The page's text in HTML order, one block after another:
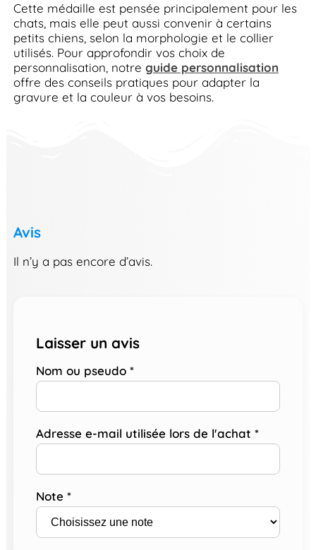
Cette médaille est pensée principalement pour les
chats, mais elle peut aussi convenir à certains
petits chiens, selon la morphologie et le collier
utilisés. Pour approfondir vos choix de
personnalisation, notre guide personnalisation
offre des conseils pratiques pour adapter la
gravure et la couleur à vos besoins.
Avis
Il n’y a pas encore d’avis.
Laisser un avis
Nom ou pseudo *
Adresse e-mail utilisée lors de l'achat *
Note *